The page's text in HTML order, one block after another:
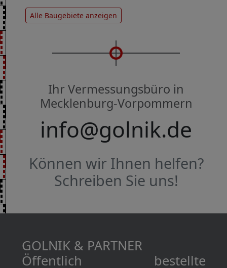
Alle Baugebiete anzeigen
Ihr Vermessungsbüro in
Mecklenburg-Vorpommern
info@golnik.de
Können wir Ihnen helfen?
Schreiben Sie uns!
GOLNIK & PARTNER
Öffentlich bestellte